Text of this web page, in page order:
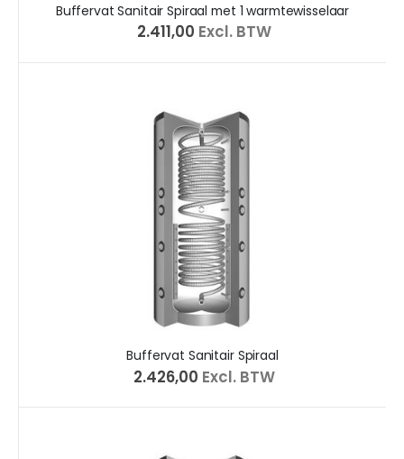
Buffervat Sanitair Spiraal met 1 warmtewisselaar
€ 2.411,00 Excl. BTW
Buffervat Sanitair Spiraal
€ 2.426,00 Excl. BTW